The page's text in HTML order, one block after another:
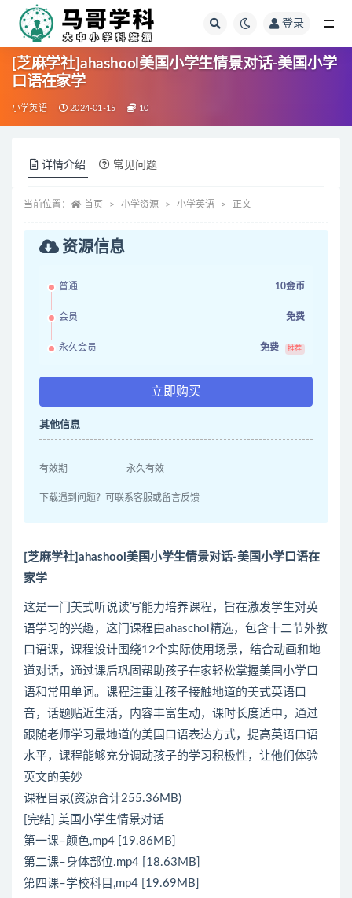
登录
[芝麻学社]ahashool美国小学生情景对话-美国小学
口语在家学
小学英语 2024-01-15 10
详情介绍 常见问题
当前位置： 首页 小学资源 小学英语 正文
资源信息
普通 10金币
会员 免费
永久会员 免费 推荐
立即购买
其他信息
有效期 永久有效
下载遇到问题？可联系客服或留言反馈
[芝麻学社]ahashool美国小学生情景对话-美国小学口语在
家学
这是一门美式听说读写能力培养课程，旨在激发学生对英
语学习的兴趣，这门课程由ahaschol精选，包含十二节外教
口语课，课程设计围绕12个实际使用场景，结合动画和地
道对话，通过课后巩固帮助孩子在家轻松掌握美国小学口
语和常用单词。课程注重让孩子接触地道的美式英语口
音，话题贴近生活，内容丰富生动，课时长度适中，通过
跟随老师学习最地道的美国口语表达方式，提高英语口语
水平，课程能够充分调动孩子的学习积极性，让他们体验
英文的美妙
课程目录(资源合计255.36MB)
[完结] 美国小学生情景对话
第一课–颜色,mp4 [19.86MB]
第二课–身体部位.mp4 [18.63MB]
第四课–学校科目,mp4 [19.69MB]
全部